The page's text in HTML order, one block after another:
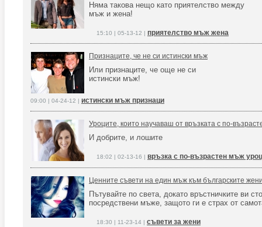
Няма такова нещо като приятелство между
мъж и жена!
15:10 | 05-13-12 | приятелство мъж жена
Признаците, че не си истински мъж
Или признаците, че още не си
истински мъж!
09:00 | 04-24-12 | истински мъж признаци
Уроците, които научаваш от връзката с по-
И добрите, и лошите
18:02 | 02-13-16 | връзка с по-възрастен мъж
Ценните съвети на един мъж към българските
Пътувайте по света, докато връстничките ви
посредствени мъже, защото ги е страх от
18:30 | 11-23-14 | съвети за жени